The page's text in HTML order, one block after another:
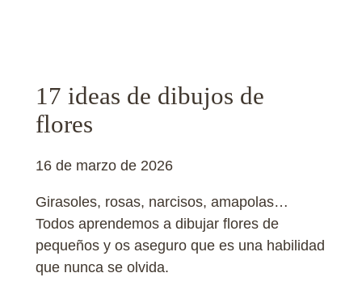
17 ideas de dibujos de
flores
16 de marzo de 2026
Girasoles, rosas, narcisos, amapolas…
Todos aprendemos a dibujar flores de
pequeños y os aseguro que es una habilidad
que nunca se olvida.